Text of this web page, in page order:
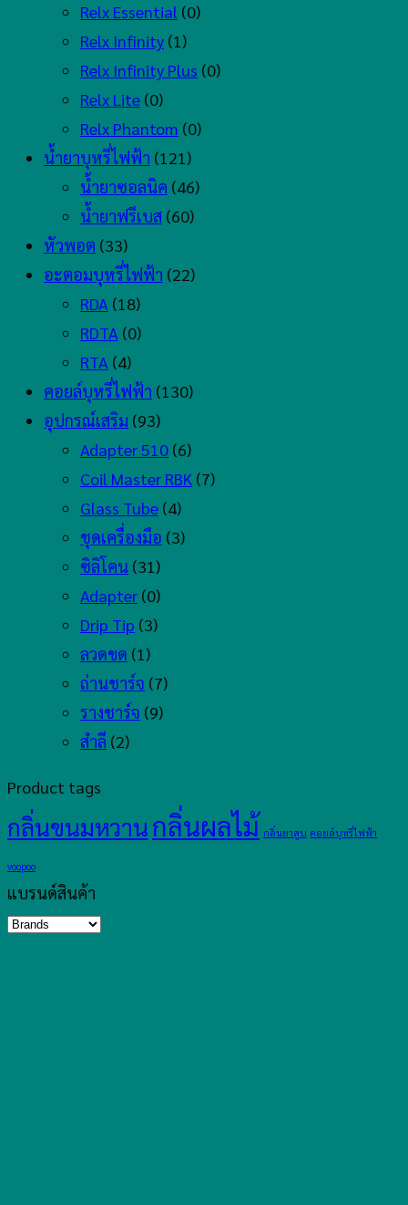
Relx Essential (0)
Relx Infinity (1)
Relx Infinity Plus (0)
Relx Lite (0)
Relx Phantom (0)
น้ำยาบุหรี่ไฟฟ้า (121)
น้ำยาซอลนิค (46)
น้ำยาฟรีเบส (60)
หัวพอต (33)
อะตอมบุหรี่ไฟฟ้า (22)
RDA (18)
RDTA (0)
RTA (4)
คอยล์บุหรี่ไฟฟ้า (130)
อุปกรณ์เสริม (93)
Adapter 510 (6)
Coil Master RBK (7)
Glass Tube (4)
ชุดเครื่องมือ (3)
ซิลิโคน (31)
Adapter (0)
Drip Tip (3)
ลวดขด (1)
ถ่านชาร์จ (7)
รางชาร์จ (9)
สำลี (2)
Product tags
กลิ่นขนมหวานกลิ่นผลไม้ กลิ่นยาสูบ คอยล์บุหรี่ไฟฟ้า
voopoo
แบรนด์สินค้า